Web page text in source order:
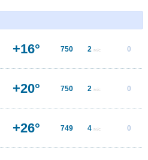
+16° 750 2 м/с 0
+20° 750 2 м/с 0
+26° 749 4 м/с 0